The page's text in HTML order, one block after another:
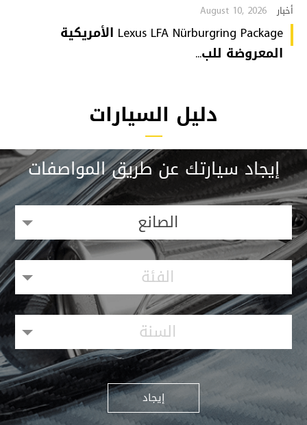
أخبار August 10, 2026
Lexus LFA Nürburgring Package الأمريكية
المعروضة للب...
دليل السيارات
إيجاد سيارتك عن طريق المواصفات
الصانع
الفئة
السنة
إيجاد